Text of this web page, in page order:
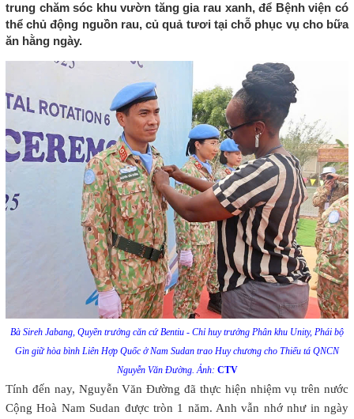
trung chăm sóc khu vườn tăng gia rau xanh, để Bệnh viện có
thể chủ động nguồn rau, củ quả tươi tại chỗ phục vụ cho bữa
ăn hằng ngày.
Bà Sireh Jabang, Quyền trưởng căn cứ Bentiu - Chỉ huy trưởng Phân khu Unity, Phái bộ
Gìn giữ hòa bình Liên Hợp Quốc ở Nam Sudan trao Huy chương cho Thiếu tá QNCN
Nguyễn Văn Đường. Ảnh: CTV
Tính đến nay, Nguyễn Văn Đường đã thực hiện nhiệm vụ trên nước
Cộng Hoà Nam Sudan được tròn 1 năm. Anh vẫn nhớ như in ngày